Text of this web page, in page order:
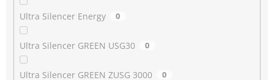
Ultra Silencer Energy 0
Ultra Silencer GREEN USG30 0
Ultra Silencer GREEN ZUSG 3000 0